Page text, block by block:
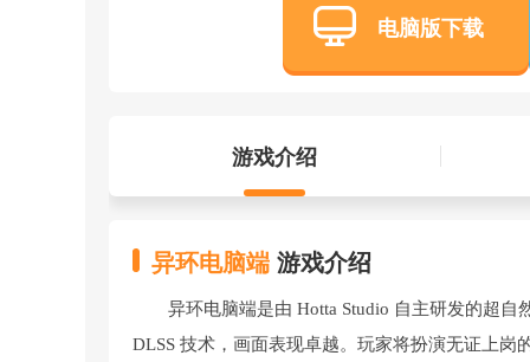
电脑版下载
游戏介绍
异环电脑端 游戏介绍
异环电脑端是由 Hotta Studio 自主研发的超自
DLSS 技术，画面表现卓越。玩家将扮演无证上